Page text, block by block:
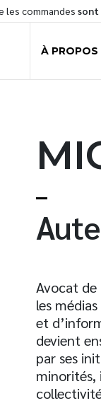
les commandes sont
À PROPOS
Avocat de
les
et
devient
par ses
minorités,